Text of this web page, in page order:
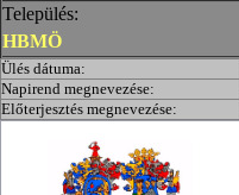
Település:
HBMÖ
Ülés dátuma:
Napirend megnevezése:
Előterjesztés megnevezése: